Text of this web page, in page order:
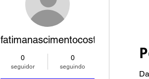
fatimanascimentocosta407
0
seguidor
0
seguindo